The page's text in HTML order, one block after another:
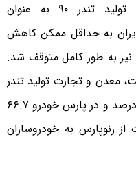
در برهه‌هایی از سال‌های تحریم، تولید تندر ۹۰ به عنوان
به حداقل ممکن کاهش
به طور کامل متوقف شد.
معدن و تجارت تولید تندر
۹۰ در سال ۱۳۹۲ در ایران خودرو ۸۲.۲ درصد و در پارس خودرو ۶۶.۷
رنوپارس به خودروسازان